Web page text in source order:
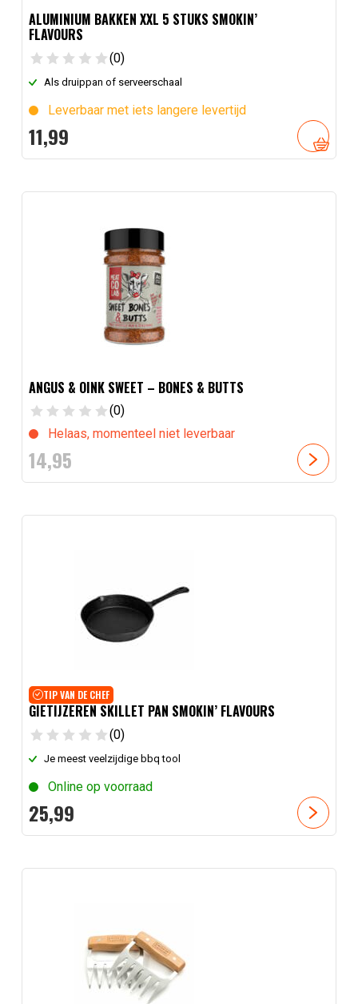
ALUMINIUM BAKKEN XXL 5 STUKS SMOKIN’
FLAVOURS
(0)
Als druippan of serveerschaal
Leverbaar met iets langere levertijd
11,99
ANGUS & OINK SWEET – BONES & BUTTS
(0)
Helaas, momenteel niet leverbaar
14,95
TIP VAN DE CHEF
GIETIJZEREN SKILLET PAN SMOKIN’ FLAVOURS
(0)
Je meest veelzijdige bbq tool
Online op voorraad
25,99